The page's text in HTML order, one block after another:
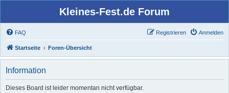
Kleines-Fest.de Forum
FAQ Anmelden
Registrieren
Startseite Foren-Übersicht
Information
Dieses Board ist leider momentan nicht verfügbar.